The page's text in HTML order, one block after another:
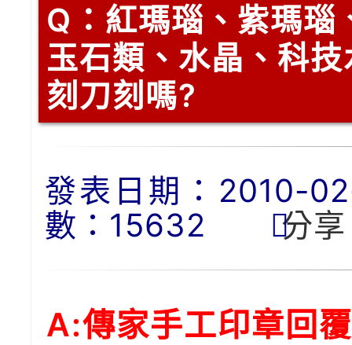
Q： 紅瑪瑙、紫瑪瑙
玉石類、水晶、科
刻刀刻嗎?
發表日期：2010-
數：15632
分享
A:傳家手工印章回覆